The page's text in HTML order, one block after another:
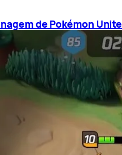
de Pokémon Unite